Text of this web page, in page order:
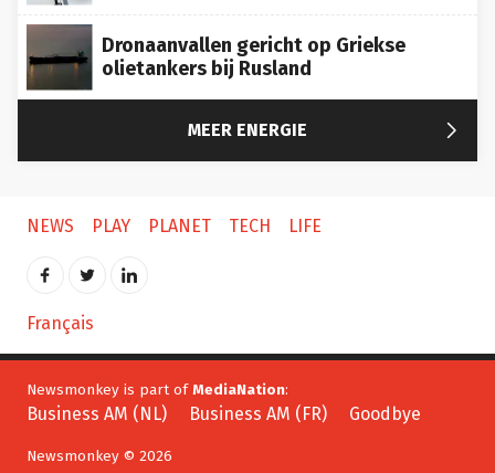
Dronaanvallen gericht op Griekse
olietankers bij Rusland
MEER ENERGIE 
NEWS PLAY PLANET TECH LIFE
Français
Newsmonkey is part of MediaNation
Business AM (NL) Business AM (FR) Goodbye
Newsmonkey © 2026